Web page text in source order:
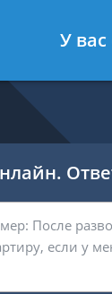
У вас